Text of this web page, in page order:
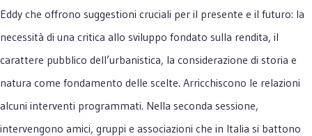
Eddy che offrono suggestioni cruciali per il presente e il futuro: la
necessità di una critica allo sviluppo fondato sulla rendita, il
carattere pubblico dell’urbanistica, la considerazione di storia e
natura come fondamento delle scelte. Arricchiscono le relazioni
alcuni interventi programmati. Nella seconda sessione,
intervengono amici, gruppi e associazioni che in Italia si battono